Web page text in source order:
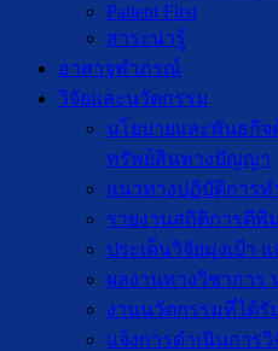
Patient First
สาระน่ารู้
อาสาจุฬาภรณ์
วิจัยและนวัตกรรม
นโยบายและพันธกิจ
ทรัพย์สินทางปัญญา
แนวทางปฏิบัติการท
รายงานสถิติการตีพิ
ประเด็นวิจัยมุ่งเป้า
ผลงานทางวิชาการ
งานนวัตกรรมที่ได้รั
แจ้งการดำเนินการ